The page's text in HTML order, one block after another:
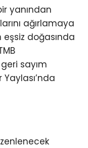
yanından
ağırlamaya
eşsiz doğasında
sayım